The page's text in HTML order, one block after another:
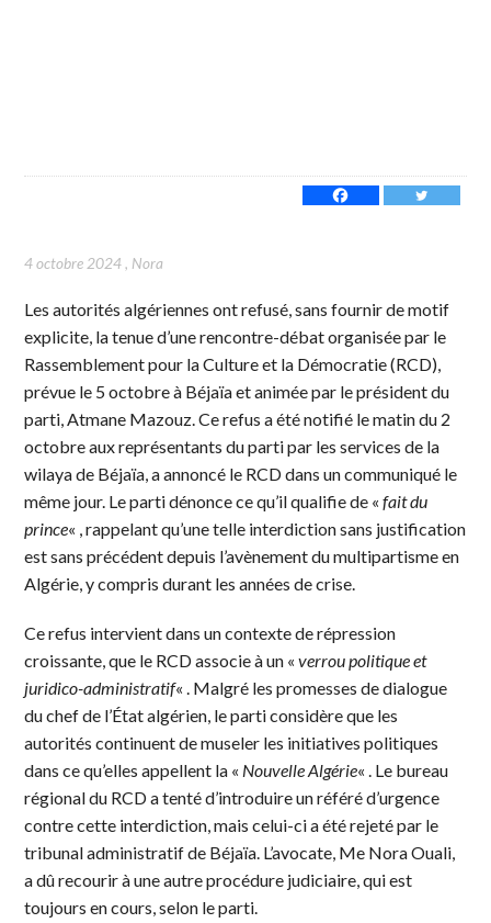
4 octobre 2024, Nora
Les autorités algériennes ont refusé, sans fournir de motif
explicite, la tenue d’une rencontre-débat organisée par le
Rassemblement pour la Culture et la Démocratie (RCD),
prévue le 5 octobre à Béjaïa et animée par le président du
parti, Atmane Mazouz. Ce refus a été notifié le matin du 2
octobre aux représentants du parti par les services de la
wilaya de Béjaïa, a annoncé le RCD dans un communiqué le
même jour. Le parti dénonce ce qu’il qualifie de «fait du
prince« , rappelant qu’une telle interdiction sans justification
est sans précédent depuis l’avènement du multipartisme en
Algérie, y compris durant les années de crise.
Ce refus intervient dans un contexte de répression
croissante, que le RCD associe à un «verrou politique et
juridico-administratif« . Malgré les promesses de dialogue
du chef de l’État algérien, le parti considère que les
autorités continuent de museler les initiatives politiques
dans ce qu’elles appellent la « Nouvelle Algérie« . Le bureau
régional du RCD a tenté d’introduire un référé d’urgence
contre cette interdiction, mais celui-ci a été rejeté par le
tribunal administratif de Béjaïa. L’avocate, Me Nora Ouali,
a dû recourir à une autre procédure judiciaire, qui est
toujours en cours, selon le parti.